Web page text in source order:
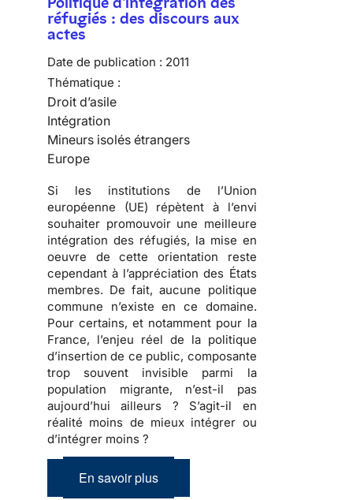
réfugiés : des discours aux
actes
Date de publication : 2011
Thématique :
Droit d’asile
Intégration
Mineurs isolés étrangers
Europe
Si les institutions de l’Union
européenne (UE) répètent à l’envi
souhaiter promouvoir une meilleure
intégration des réfugiés, la mise en
oeuvre de cette orientation reste
cependant à l’appréciation des États
membres. De fait,aucune politique
commune n’existe en ce domaine.
Pour certains, et notamment pour la
France, l’enjeu réel de la politique
d’insertion de ce public, composante
trop souvent invisible parmi la
population migrante, n’est-il pas
aujourd’hui ailleurs ? S’agit-il en
réalité moins de mieux intégrer ou
d’intégrer moins ?
En savoir plus